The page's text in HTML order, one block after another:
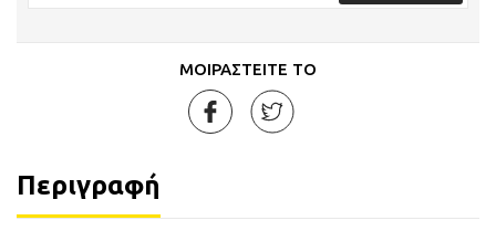
ΜΟΙΡΑΣΤΕΙΤΕ ΤΟ
Περιγραφή